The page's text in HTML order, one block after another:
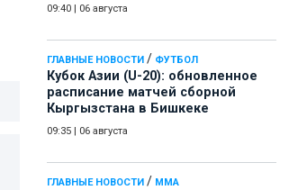
09:40 06 августа
ГЛАВНЫЕ НОВОСТИ / ФУТБОЛ
Кубок Азии (U-20): обновленное
расписание матчей сборной
Кыргызстана в Бишкеке
09:35 06 августа
ГЛАВНЫЕ НОВОСТИ / ММА